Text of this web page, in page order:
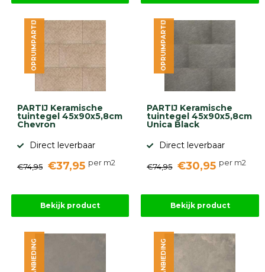
PARTIJ Keramische
tuintegel 45x90x5,8cm
Chevron
Direct leverbaar
€74,95 €37,95 per m2
OPRUIMPARTIJ
Bekijk product
PARTIJ Keramische
tuintegel 45x90x5,8cm
Unica Black
Direct leverbaar
€74,95 €30,95 per m2
OPRUIMPARTIJ
Bekijk product
AANBIEDING AANBIEDING